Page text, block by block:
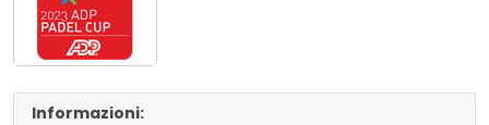
Informazioni: